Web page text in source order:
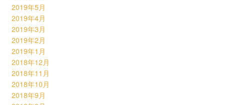
2019年5月
2019年4月
2019年3月
2019年2月
2019年1月
2018年12月
2018年11月
2018年10月
2018年9月